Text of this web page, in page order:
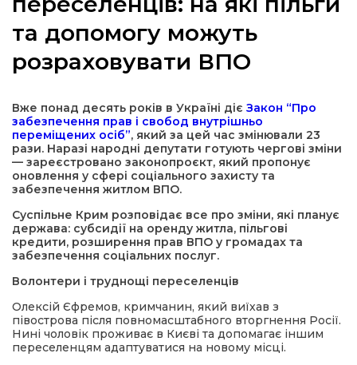
політика
місія
та допомогу можуть
розраховувати ВПО
Вже понад десять років в Україні діє Закон “Про
забезпечення прав і свобод внутрішньо
переміщених осіб”, який за цей час змінювали 23
рази. Наразі народні депутати готують чергові зміни
— зареєстровано законопроєкт, який пропонує
оновлення у сфері соціального захисту та
забезпечення житлом ВПО.
Суспільне Крим розповідає все про зміни, які планує
держава: субсидії на оренду житла, пільгові
кредити, розширення прав ВПО у громадах та
забезпечення соціальних послуг.
Волонтери і труднощі переселенців
Олексій Єфремов, кримчанин, який виїхав з
півострова після повномасштабного вторгнення Росії.
Нині чоловік проживає в Києві та допомагає іншим
переселенцям адаптуватися на новому місці.